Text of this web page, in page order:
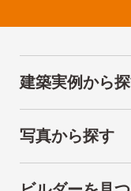
建築実例から
写真から探す